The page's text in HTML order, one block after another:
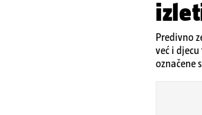
Predivno
već i
označene